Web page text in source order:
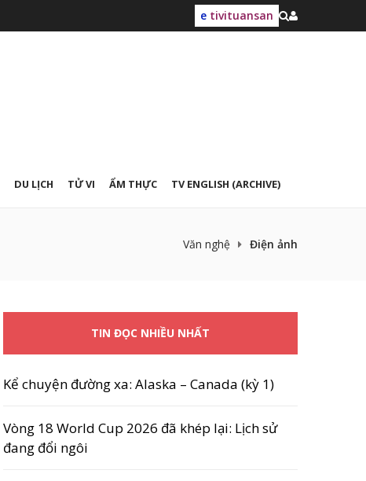
e tivituansan
DU LỊCH TỬ VI ẨM THỰC TV ENGLISH (ARCHIVE)
Văn nghệ Điện ảnh
TIN ĐỌC NHIỀU NHẤT
Kể chuyện đường xa: Alaska – Canada (kỳ 1)
Vòng 18 World Cup 2026 đã khép lại: Lịch sử
đang đổi ngôi